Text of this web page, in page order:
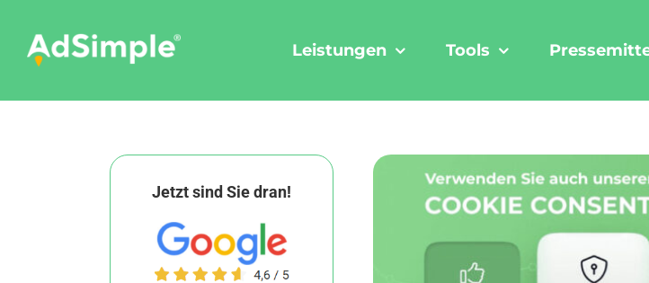
content
Leistungen Tools
Jetzt sind Sie dran!